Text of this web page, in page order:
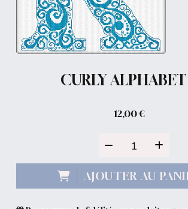
CURLY
12,00€
AJOUTER AU